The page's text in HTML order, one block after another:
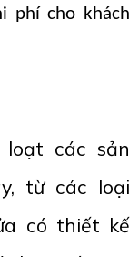
phí cho khách
các sản
từ các loại
có thiết kế